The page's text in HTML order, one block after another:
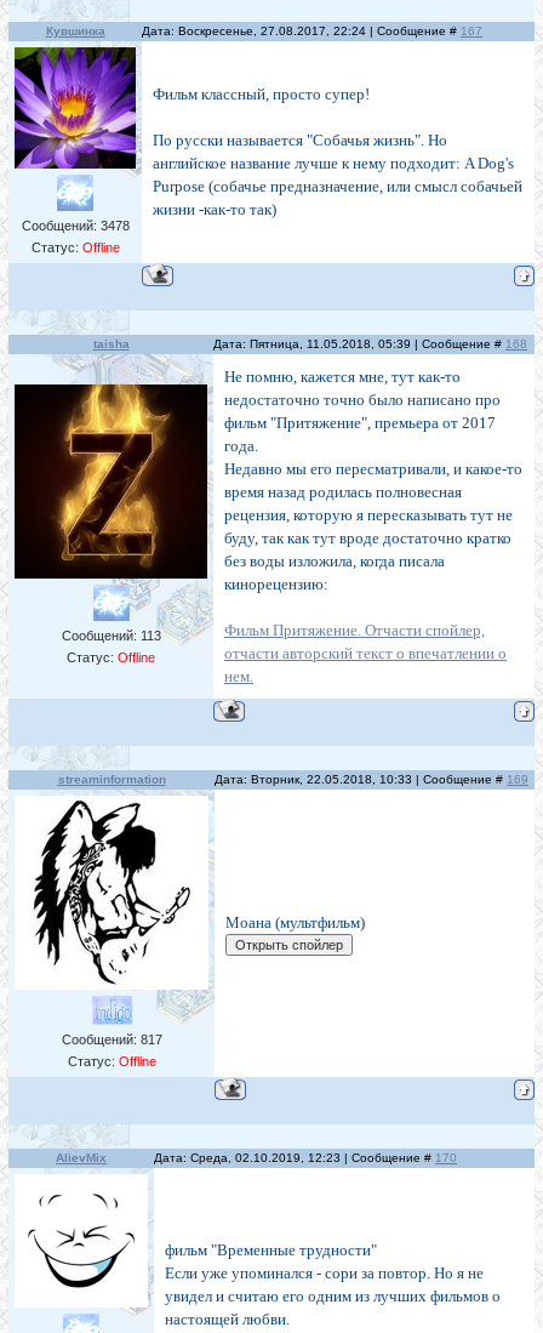
Кувшинка Дата: Воскресенье, 27.08.2017, 22:24 | Сообщение # 167
Сообщений: 3478
Статус: Offline
Фильм классный, просто супер!
По русски называется "Собачья жизнь". Но
английское название лучше к нему подходит: A Dog's
Purpose (собачье предназначение, или смысл собачьей
жизни -как-то так)
taisha Дата: Пятница, 11.05.2018, 05:39 | Сообщение # 168
Сообщений: 113
Статус: Offline
Не помню, кажется мне, тут как-то
недостаточно точно было написано про
фильм "Притяжение", премьера от 2017
года.
Недавно мы его пересматривали, и какое-то
время назад родилась полновесная
рецензия, которую я пересказывать тут не
буду, так как тут вроде достаточно кратко
без воды изложила, когда писала
кинорецензию:
Фильм Притяжение. Отчасти спойлер,
отчасти авторский текст о впечатлении о
нем.
streaminformation Дата: Вторник, 22.05.2018, 10:33 | Сообщение # 169
Сообщений: 817
Статус: Offline
Моана (мультфильм)
AlievMix Дата: Среда, 02.10.2019, 12:23 | Сообщение # 170
фильм "Временные трудности"
Если уже упоминался - сори за повтор. Но я не
увидел и считаю его одним из лучших фильмов о
настоящей любви.